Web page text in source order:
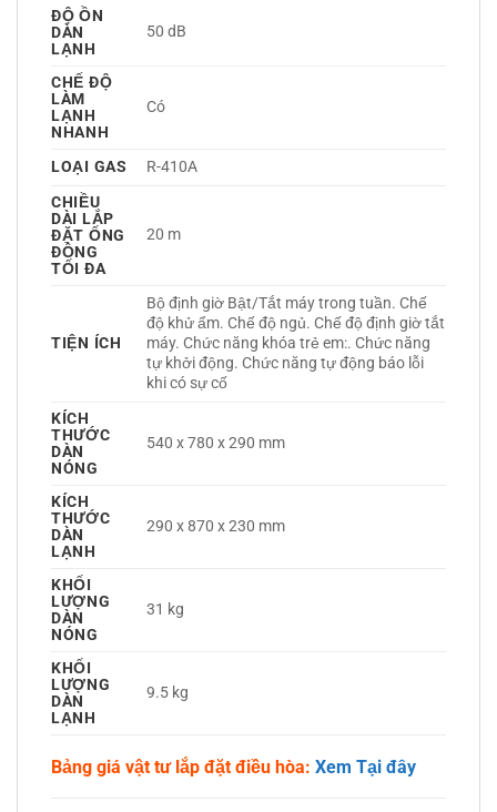
ĐỘ ỒN
DÀN
LẠNH
50 dB
CHẾ ĐỘ
LÀM
LẠNH
NHANH
Có
LOẠI GAS
R-410A
CHIỀU
DÀI LẮP
ĐẶT ỐNG
ĐỒNG
TỐI ĐA
20 m
TIỆN ÍCH
Bộ định giờ Bật/Tắt máy trong tuần. Chế
độ khử ẩm. Chế độ ngủ. Chế độ định giờ tắt
máy. Chức năng khóa trẻ em:. Chức năng
tự khởi động. Chức năng tự động báo lỗi
khi có sự cố
KÍCH
THƯỚC
DÀN
NÓNG
540 x 780 x 290 mm
KÍCH
THƯỚC
DÀN
LẠNH
290 x 870 x 230 mm
KHỐI
LƯỢNG
DÀN
NÓNG
31 kg
KHỐI
LƯỢNG
DÀN
LẠNH
9.5 kg
Bảng giá vật tư lắp đặt điều hòa: Xem Tại đây